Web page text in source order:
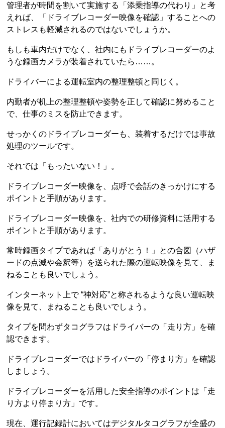
管理者が時間を割いて実施する「添乗指導の代わり」と考
えれば、「ドライブレコーダー映像を確認」することへの
ストレスも軽減されるのではないでしょうか。
もしも車内だけでなく、社内にもドライブレコーダーのよ
うな録画カメラが装着されていたら……。
ドライバーによる運転室内の整理整頓と同じく。
内勤者が机上の整理整頓や姿勢を正して確認に努めること
で、仕事のミスを防止できます。
せっかくのドライブレコーダーも、装着するだけでは事故
処理のツールです。
それでは「もったいない！」。
ドライブレコーダー映像を、点呼で会話のきっかけにする
ポイントと手順があります。
ドライブレコーダー映像を、社内での研修資料に活用する
ポイントと手順があります。
常時録画タイプであれば「ありがとう！」との合図（ハザ
ードの点滅や会釈等）を送られた際の運転映像を見て、ま
ねることも良いでしょう。
インターネット上で “神対応”と称されるような良い運転映
像を見て、まねることも良いでしょう。
タイプを問わずタコグラフはドライバーの「走り方」を確
認できます。
ドライブレコーダーではドライバーの「停まり方」を確認
しましょう。
ドライブレコーダーを活用した安全指導のポイントは「走
り方より停まり方」です。
現在、運行記録計においてはデジタルタコグラフが全盛の